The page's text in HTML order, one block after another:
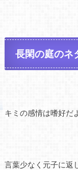
長閑の庭のネ
キミの感情は嗜好だ
言葉少なく元子に返